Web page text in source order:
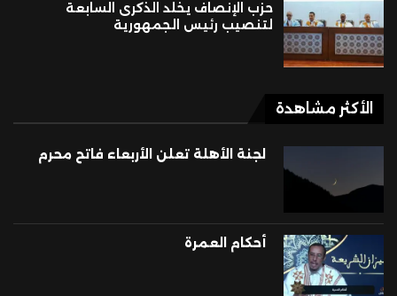
حزب الإنصاف يخلد الذكرى السابعة
لتنصيب رئيس الجمهورية
الأكثر مشاهدة
لجنة الأهلة تعلن الأربعاء فاتح محرم
أحكام العمرة